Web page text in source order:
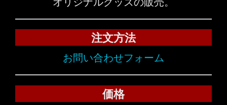
注文方法
お問い合わせフォーム
価格